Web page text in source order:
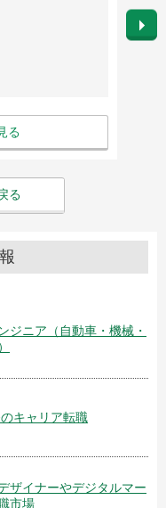
る
勤務
英語
給 与
る
ジニア（自動車・機械・
キャリア転職
ザイナーやデジタルマー
市場